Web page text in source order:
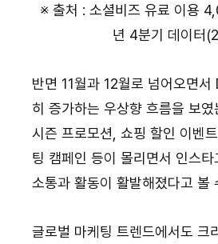
※ 출처 : 소셜비즈 유료 이용
년 4분기 데이터
반면 11월과 12월로 넘어오면
히 증가하는 우상향 흐름을 보
시즌 프로모션, 쇼핑 할인 이벤
팅 캠페인 등이 몰리면서 인스
소통과 활동이 활발해졌다고 볼
글로벌 마케팅 트렌드에서도 크